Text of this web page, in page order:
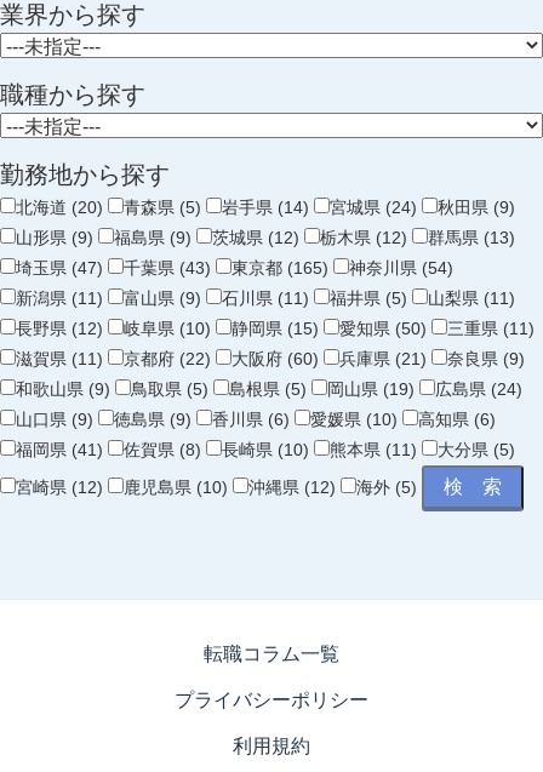
業界から探す
職種から探す
勤務地から探す
北海道 (20) 青森県 (5) 岩手県 (14) 宮城県 (24)
秋田県 (9)
山形県 (9)
福島県 (9) 茨城県 (12) 栃木県 (12)
群馬県 (13)
埼玉県 (47)
千葉県 (43) 東京都 (165)
神奈川県 (54)
新潟県 (11)
富山県 (9) 石川県 (11) 福井県 (5)
山梨県 (11)
長野県 (12)
岐阜県 (10) 静岡県 (15) 愛知県 (50)
三重県 (11)
滋賀県 (11)
京都府 (22) 大阪府 (60) 兵庫県 (21)
奈良県 (9)
和歌山県 (9)
鳥取県 (5) 島根県 (5) 岡山県 (19)
広島県 (24)
山口県 (9)
徳島県 (9) 香川県 (6) 愛媛県 (10)
高知県 (6)
福岡県 (41)
佐賀県 (8) 長崎県 (10) 熊本県 (11)
大分県 (5)
宮崎県 (12)
鹿児島県 (10) 沖縄県 (12) 海外 (5)
転職コラム一覧
プライバシーポリシー
利用規約